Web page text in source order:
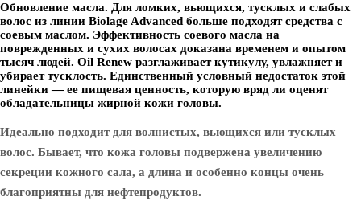
Обновление масла. Для ломких, вьющихся, тусклых и слабых
волос из линии Biolage Advanced больше подходят средства с
соевым маслом. Эффективность соевого масла на
поврежденных и сухих волосах доказана временем и опытом
тысяч людей. Oil Renew разглаживает кутикулу, увлажняет и
убирает тусклость. Единственный условный недостаток этой
линейки — ее пищевая ценность, которую вряд ли оценят
обладательницы жирной кожи головы.
Идеально подходит для волнистых, вьющихся или тусклых
волос. Бывает, что кожа головы подвержена увеличению
секреции кожного сала, а длина и особенно концы очень
благоприятны для нефтепродуктов.